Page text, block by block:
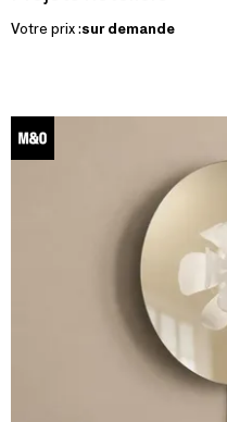
Votre prix :sur demande